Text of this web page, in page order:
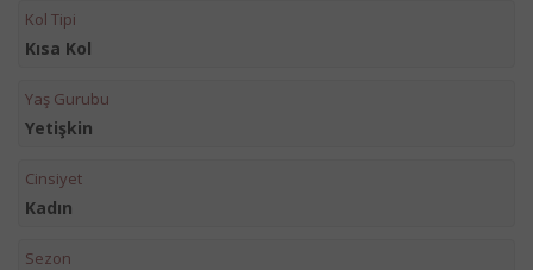
Kol Tipi
Kısa Kol
Yaş Gurubu
Yetişkin
Cinsiyet
Kadın
Sezon